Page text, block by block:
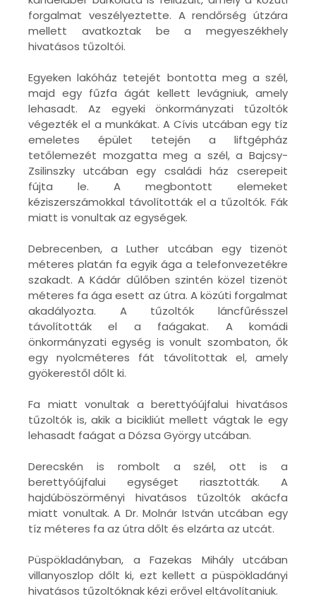
forgalmat veszélyeztette. A rendőrség útzára
mellett avatkoztak be a megyeszékhely
hivatásos tűzoltói.
Egyeken lakóház tetejét bontotta meg a szél,
majd egy fűzfa ágát kellett levágniuk, amely
lehasadt. Az egyeki önkormányzati tűzoltók
végezték el a munkákat. A Cívis utcában egy tíz
emeletes épület tetején a liftgépház
tetőlemezét mozgatta meg a szél, a Bajcsy-
Zsilinszky utcában egy családi ház cserepeit
fújta le. A megbontott elemeket
kéziszerszámokkal távolították el a tűzoltók. Fák
miatt is vonultak az egységek.
Debrecenben, a Luther utcában egy tizenöt
méteres platán fa egyik ága a telefonvezetékre
szakadt. A Kádár dűlőben szintén közel tizenöt
méteres fa ága esett az útra. A közúti forgalmat
akadályozta. A tűzoltók láncfűrésszel
távolították el a faágakat. A komádi
önkormányzati egység is vonult szombaton, ők
egy nyolcméteres fát távolítottak el, amely
gyökerestől dőlt ki.
Fa miatt vonultak a berettyóújfalui hivatásos
tűzoltók is, akik a bicikliút mellett vágtak le egy
lehasadt faágat a Dózsa György utcában.
Derecskén is rombolt a szél, ott is a
berettyóújfalui egységet riasztották. A
hajdúböszörményi hivatásos tűzoltók akácfa
miatt vonultak. A Dr. Molnár István utcában egy
tíz méteres fa az útra dőlt és elzárta az utcát.
Püspökladányban, a Fazekas Mihály utcában
villanyoszlop dőlt ki, ezt kellett a püspökladányi
hivatásos tűzoltóknak kézi erővel eltávolítaniuk.